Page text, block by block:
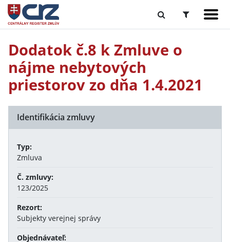
Dodatok č.8 k Zmluve o
nájme nebytových
priestorov zo dňa 1.4.2021
Identifikácia zmluvy
Typ:
Zmluva
Č. zmluvy:
123/2025
Rezort:
Subjekty verejnej správy
Objednávateľ: